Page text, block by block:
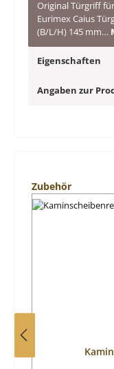
Original Türgriff
Eurimex Caius
(B/L/H) 145 mm…
Eigenschaften
Angaben zur
Produktgalerie
Zubehör